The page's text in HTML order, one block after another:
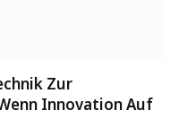
Zur
Innovation Auf